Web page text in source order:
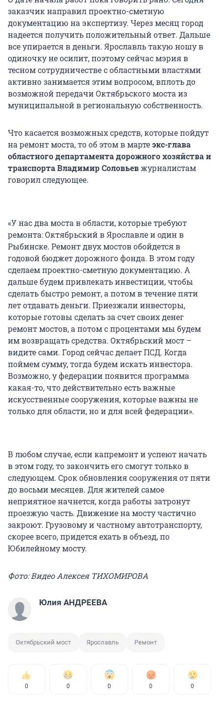
заказчик направил проектно-сметную
документацию на экспертизу. Через месяц город
надеется получить положительный ответ. Дальше
все упирается в деньги. Ярославль такую ношу в
одиночку не осилит, поэтому сейчас мэрия в
тесном сотрудничестве с областными властями
активно занимается этим вопросом, вплоть до
возможной передачи Октябрьского моста из
муниципальной в региональную собственность.
Что касается возможных средств, которые пойдут
на ремонт моста, то об этом в мартеэкс-глава
областного департамента дорожного хозяйства и
транспорта Владимир Соловьевжурналистам
говорил следующее.
«У нас два моста в области, которые требуют
ремонта: Октябрьский в Ярославле и один в
Рыбинске. Ремонт двух мостов обойдется в
годовой бюджет дорожного фонда. В этом году
сделаем проектно-сметную документацию. А
дальше будем привлекать инвестиции, чтобы
сделать быстро ремонт, а потом в течение пяти
лет отдавать деньги. Приезжали инвесторы,
которые готовы сделать за счет своих денег
ремонт мостов, а потом с процентами мы будем
им возвращать средства. Октябрьский мост –
видите сами. Город сейчас делает ПСД. Когда
поймем сумму, тогда будем искать инвестора.
Возможно, у федерации появится программа
какая-то, что действительно есть важные
искусственные сооружения, которые важны не
только для области, но и для всей федерации».
В любом случае, если капремонт и успеют начать
в этом году, то закончить его смогут только в
следующем. Срок обновления сооружения от пяти
до восьми месяцев. Для жителей самое
неприятное начнется, когда работы затронут
проезжую часть. Движение на мосту частично
закроют. Грузовому и частному автотранспорту,
скорее всего, придется ехать в объезд, по
Юбилейному мосту.
Фото: Видео Алексея ТИХОМИРОВА
Юлия АНДРЕЕВА
Октябрьский мост Ярославль Ремонт
0 0 0 0 0